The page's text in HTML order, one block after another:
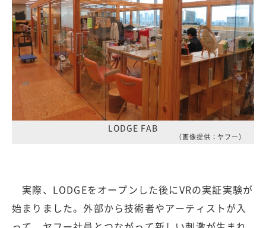
LODGE FAB
（画像提供：ヤフー）
実際、LODGEをオープンした後にVRの実証実験が
始まりました。外部から技術者やアーティストが入